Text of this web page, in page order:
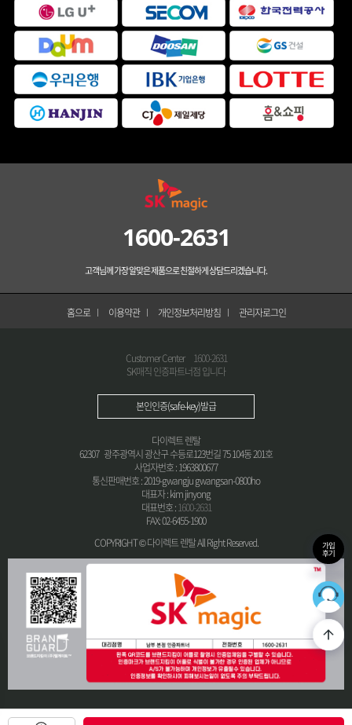
1600-2631
고객님께 가장 알맞은 제품으로 친절하게 상담드리겠습니다.
홈으로 이용약관 개인정보처리방침 관리자로그인
Customer Center 1600-2631
SK매직 인증파트너점 입니다
본인인증(safe-key)발급
다이렉트 렌탈
62307 광주광역시 광산구 수등로123번길 75 104동 201호
사업자번호 : 1963800677
통신판매번호 : 2019-gwangju gwangsan-0800ho
대표자 : kim jinyong
대표번호 :1600-2631
FAX: 02-6455-1900
COPYRIGHT © 다이렉트 렌탈 All Right Reserved.
가입
후기
365
최적